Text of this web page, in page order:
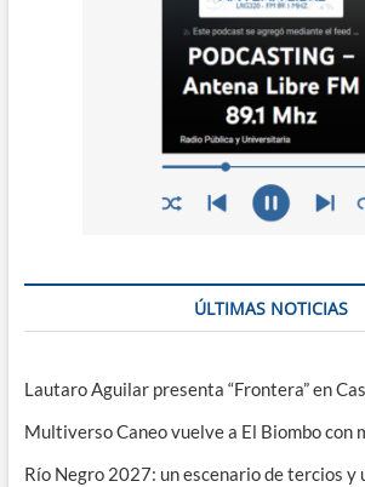
ÚLTIMAS NOTICIAS
Lautaro Aguilar presenta “Frontera” en
Multiverso Caneo vuelve a El Biombo con
Río Negro 2027: un escenario de tercios y